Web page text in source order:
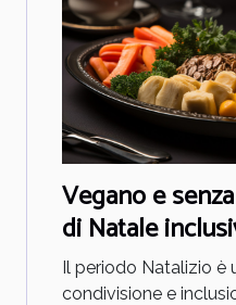
Vegano e
di Natale
Il periodo Natalizio è
condivisione e